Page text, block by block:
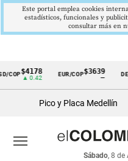
Cintillo
económicos
Colombia
$4178
▲ 0.42
EUR/COP$3639
Pico y Placa Medellín
Sábado, 8 de
menu
Este portal emplea cookies
estadísticos, funcionales y
consultar más en